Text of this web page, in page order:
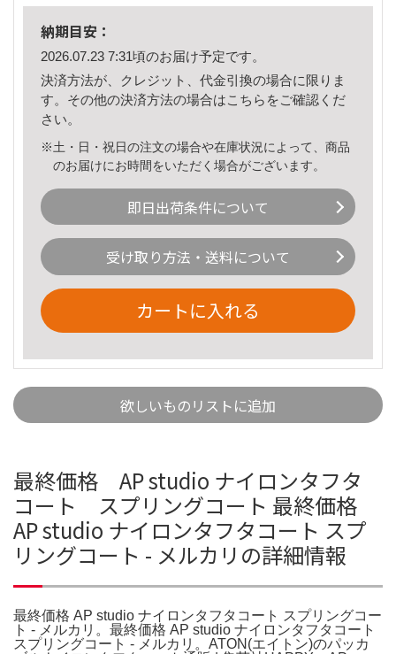
納期目安：
2026.07.23 7:31頃のお届け予定です。
決済方法が、クレジット、代金引換の場合に限りま
す。その他の決済方法の場合はこちら をご確認くだ
さい。
※土・日・祝日の注文の場合や在庫状況によって、商品
のお届けにお時間をいただく場合がございます。
即日出荷条件について
受け取り方法・送料について
カートに入れる
欲しいものリストに追加
最終価格 AP studio ナイロンタフタ
コート スプリングコート 最終価格
AP studio ナイロンタフタコート スプ
リングコート - メルカリの詳細情報
最終価格 AP studio ナイロンタフタコート スプリングコー
ト - メルカリ。最終価格 AP studio ナイロンタフタコート
スプリングコート - メルカリ。ATON(エイトン)のパッカ